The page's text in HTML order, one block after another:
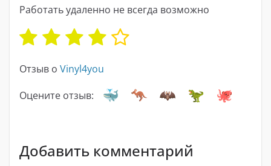
Работать удаленно не всегда возможно
Отзыв о Vinyl4you
Оцените отзыв:
Добавить комментарий